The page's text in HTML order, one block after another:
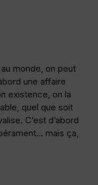
monde, on peut
une affaire
existence, on la
quel que soit
C’est d’abord
mais ça,